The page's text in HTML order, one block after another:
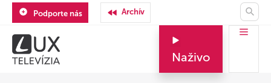
Podporte nás Archív
Naživo